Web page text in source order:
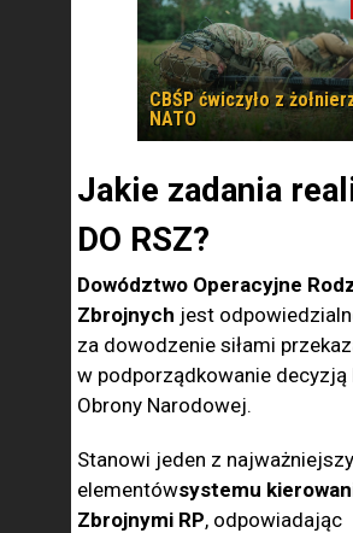
CBŚP ćwiczyło z
NATO
Jakie zadania
DO RSZ?
Dowództwo Operacyjne
Zbrojnych jest
za dowodzenie siłami
w podporządkowanie decyzją
Obrony Narodowej.
Stanowi jeden z
elementówsystemu
Zbrojnymi RP, odpowiadając